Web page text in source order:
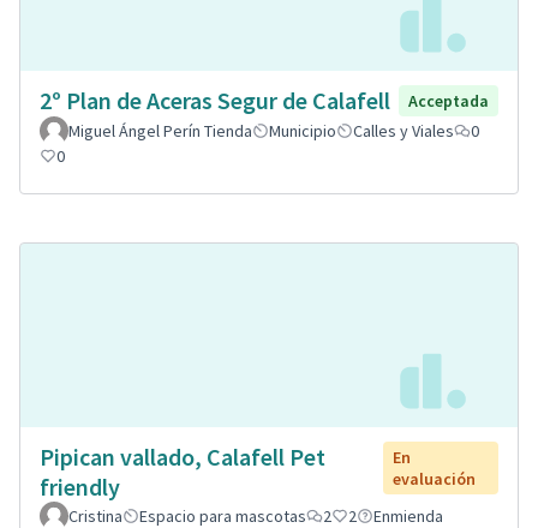
2º Plan de Aceras Segur de Calafell
Acceptada
Miguel Ángel Perín Tienda
Municipio Calles y Viales
0
0
Pipican vallado, Calafell Pet
friendly
En
evaluación
Cristina
Espacio para mascotas 2 2 Enmienda